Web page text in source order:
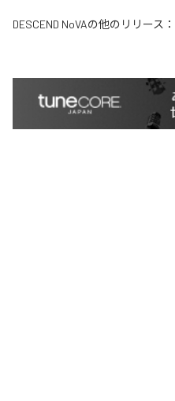
DESCEND NoVAの他のリリース：